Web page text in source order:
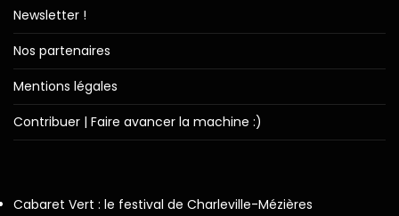
Newsletter !
Nos partenaires
Mentions légales
Contribuer | Faire avancer la machine :)
Cabaret Vert : le festival de Charleville-Mézières